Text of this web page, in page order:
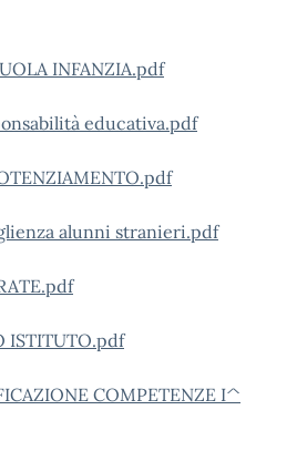
INFANZIA.pdf
educativa.pdf
alunni stranieri.pdf
ISTITUTO.pdf
COMPETENZE I^